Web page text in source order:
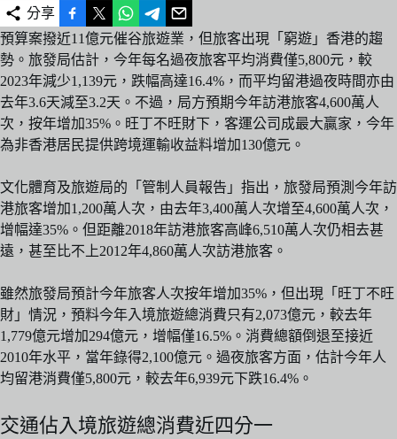
分享
預算案撥近11億元催谷旅遊業，但旅客出現「窮遊」香港的趨
勢。旅發局估計，今年每名過夜旅客平均消費僅5,800元，較
2023年減少1,139元，跌幅高達16.4%，而平均留港過夜時間亦由
去年3.6天減至3.2天。不過，局方預期今年訪港旅客4,600萬人
次，按年增加35%。旺丁不旺財下，客運公司成最大贏家，今年
為非香港居民提供跨境運輸收益料增加130億元。
文化體育及旅遊局的「管制人員報告」指出，旅發局預測今年訪
港旅客增加1,200萬人次，由去年3,400萬人次增至4,600萬人次，
增幅達35%。但距離2018年訪港旅客高峰6,510萬人次仍相去甚
遠，甚至比不上2012年4,860萬人次訪港旅客。
雖然旅發局預計今年旅客人次按年增加35%，但出現「旺丁不旺
財」情況，預料今年入境旅遊總消費只有2,073億元，較去年
1,779億元增加294億元，增幅僅16.5%。消費總額倒退至接近
2010年水平，當年錄得2,100億元。過夜旅客方面，估計今年人
均留港消費僅5,800元，較去年6,939元下跌16.4%。
交通佔入境旅遊總消費近四分一